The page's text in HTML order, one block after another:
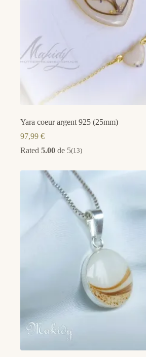
Yara coeur argent 925 (25mm)
97,99 €
Rated 5.00 de 5(13)